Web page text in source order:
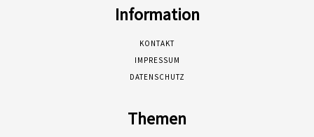
Information
KONTAKT
IMPRESSUM
DATENSCHUTZ
Themen